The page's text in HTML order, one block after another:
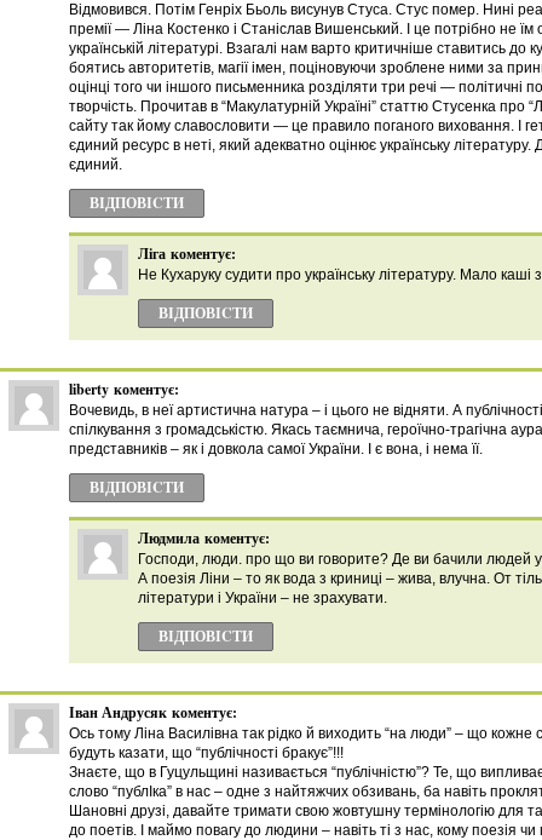
Відмовився. Потім Генріх Бьоль висунув Стуса. Стус помер. Нині
премії — Ліна Костенко і Станіслав Вишенський. І це потрібно не їм
українській літературі. Взагалі нам варто критичніше ставитись до
боятись авторитетів, магії імен, поціновуючи зроблене ними за
оцінці того чи іншого письменника розділяти три речі — політичні
творчість. Прочитав в “Макулатурній Україні” статтю Стусенка про
сайту так йому славословити — це правило поганого виховання. І
єдиний ресурс в неті, який адекватно оцінює українську
єдиний.
ВІДПОВІCТИ
Ліга коментує:
Не Кухаруку судити про українську літературу. Мало каші
ВІДПОВІCТИ
liberty коментує:
Вочевидь, в неї артистична натура – і цього не відняти. А
спілкування з громадськістю. Якась таємнича, героїчно-трагічна аура
представників – як і довкола самої України. І є вона, і нема її.
ВІДПОВІCТИ
Людмила коментує:
Господи, люди. про що ви говорите? Де ви бачили людей у
А поезія Ліни – то як вода з криниці – жива, влучна. От
літератури і України – не зрахувати.
ВІДПОВІCТИ
Іван Андрусяк коментує:
Ось тому Ліна Василівна так рідко й виходить “на люди” – що кожне
будуть казати, що “публічності бракує”!!!
Знаєте, що в Гуцульщині називається “публічністю”? Те, що випливає
слово “публІка” в нас – одне з найтяжчих обзивань, ба навіть
Шановні друзі, давайте тримати свою жовтушну термінологію для
до поетів. І маймо повагу до людини – навіть ті з нас, кому поезія